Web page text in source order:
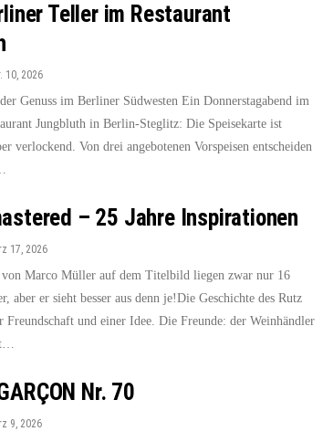
Teller im Restaurant
10, 2026
Genuss im Berliner Südwesten Ein Donnerstagabend im
Jungbluth in Berlin-Steglitz: Die Speisekarte ist
verlockend. Von drei angebotenen Vorspeisen entscheiden
– 25 Jahre Inspirationen
17, 2026
Marco Müller auf dem Titelbild liegen zwar nur 16
aber er sieht besser aus denn je!Die Geschichte des Rutz
Freundschaft und einer Idee. Die Freunde: der Weinhändler
Nr. 70
9, 2026